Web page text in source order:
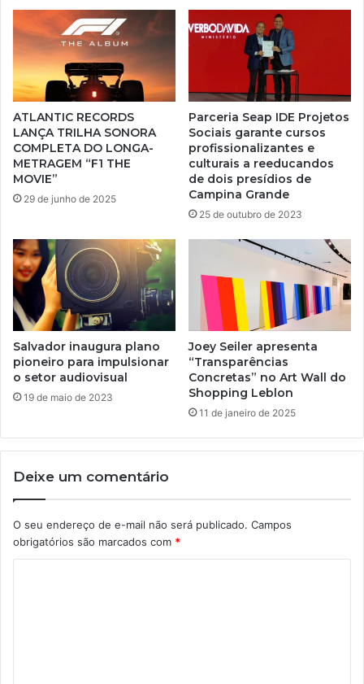
ATLANTIC RECORDS
LANÇA TRILHA SONORA
COMPLETA DO LONGA-
METRAGEM “F1 THE
MOVIE”
29 de junho de 2025
Parceria Seap IDE Projetos
Sociais garante cursos
profissionalizantes e
culturais a reeducandos
de dois presídios de
Campina Grande
25 de outubro de 2023
Salvador inaugura plano
pioneiro para impulsionar
o setor audiovisual
19 de maio de 2023
Joey Seiler apresenta
“Transparências
Concretas” no Art Wall do
Shopping Leblon
11 de janeiro de 2025
Deixe um comentário
O seu endereço de e-mail não será publicado. Campos
obrigatórios são marcados com *